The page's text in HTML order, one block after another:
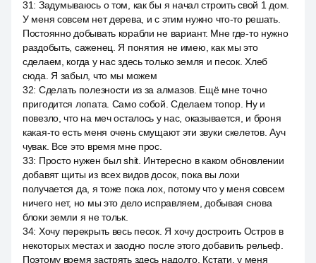
31: Задумываюсь о том, как бы я начал строить свой 1 дом.
У меня совсем нет дерева, и с этим нужно что-то решать.
Постоянно добывать корабли не вариант. Мне где-то нужно
раздобыть, саженец. Я понятия не имею, как мы это
сделаем, когда у нас здесь только земля и песок. Хлеб
сюда. Я забыл, что мы можем
32: Сделать полезности из за алмазов. Ещё мне точно
пригодится лопата. Само собой. Сделаем топор. Ну и
повезло, что на меч осталось у нас, оказывается, и броня
какая-то есть меня очень смущают эти звуки скелетов. Ауч
чувак. Все это время мне прос.
33: Просто нужен был shit. Интересно в каком обновлении
добавят щиты из всех видов досок, пока вы лохи
получается да, я тоже пока лох, потому что у меня совсем
ничего нет, но мы это дело исправляем, добывая снова
блоки земли я не тольк.
34: Хочу перекрыть весь песок. Я хочу достроить Остров в
некоторых местах и заодно после этого добавить рельеф.
Поэтому время застрять здесь надолго. Кстати, у меня